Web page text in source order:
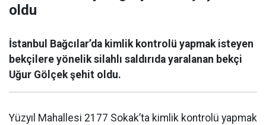
oldu
İstanbul Bağcılar’da kimlik kontrolü yapmak isteyen
bekçilere yönelik silahlı saldırıda yaralanan bekçi
Uğur Gölçek şehit oldu.
Yüzyıl Mahallesi 2177 Sokak’ta kimlik kontrolü yapmak